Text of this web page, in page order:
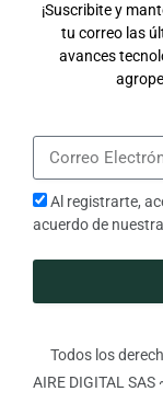
¡Suscribite y
tu correo las
avances
Al registrarte,
acuerdo de nuestra
Todos los
AIRE DIGITAL